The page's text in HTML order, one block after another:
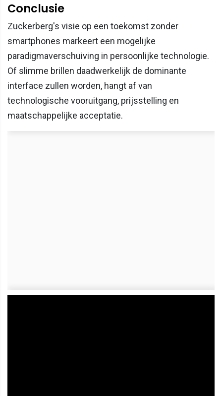
Conclusie
Zuckerberg's visie op een toekomst zonder
smartphones markeert een mogelijke
paradigmaverschuiving in persoonlijke technologie.
Of slimme brillen daadwerkelijk de dominante
interface zullen worden, hangt af van
technologische vooruitgang, prijsstelling en
maatschappelijke acceptatie.